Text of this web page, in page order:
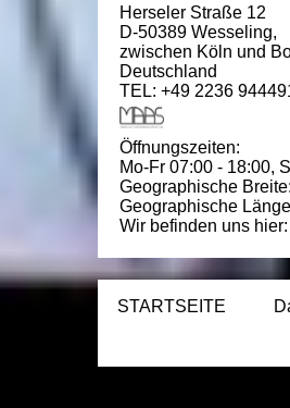
Herseler Straße 12
D-50389 Wesseling,
zwischen Köln und
Deutschland
TEL: +49 2236
Öffnungszeiten:
Mo-Fr 07:00 - 18:00,
Geographische Breite:
Geographische
Wir befinden uns hier:
STARTSEITE